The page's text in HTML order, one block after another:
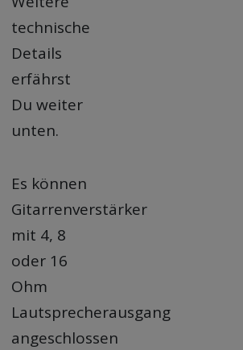
technische
Details
erfährst
Du weiter
unten.
Es können
Gitarrenverstärker
mit 4, 8
oder 16
Ohm
Lautsprecherausgang
angeschlossen